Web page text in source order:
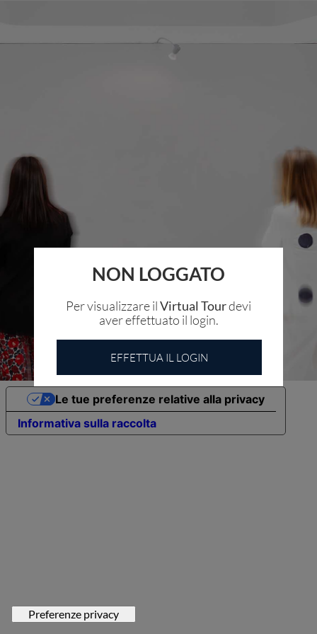
NON LOGGATO
Per visualizzare ilVirtual Tourdevi
aver effettuato il login.
EFFETTUA IL LOGIN
Informativa sulla raccolta
Le tue preferenze relative alla privacy